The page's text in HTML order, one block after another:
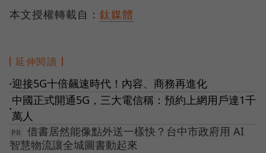
本文授權轉載自： 鈦媒體
延伸閱讀
●迎接5G十倍飆速時代！內容、商務再進化
●
中國正式開通5G，三大電信稱：預約上網用戶達1千
萬人
借書居然能像點外送一樣快？台中市政府用 AI
智慧物流讓全城圖書動起來